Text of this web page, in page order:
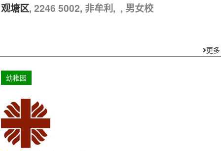
观塘区, 2246 5002, 非牟利, , 男女校
更多
幼稚园